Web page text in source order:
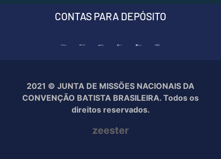
CONTAS PARA DEPÓSITO
2021 © JUNTA DE MISSÕES NACIONAIS DA
CONVENÇÃO BATISTA BRASILEIRA. Todos os
direitos reservados.
zeester